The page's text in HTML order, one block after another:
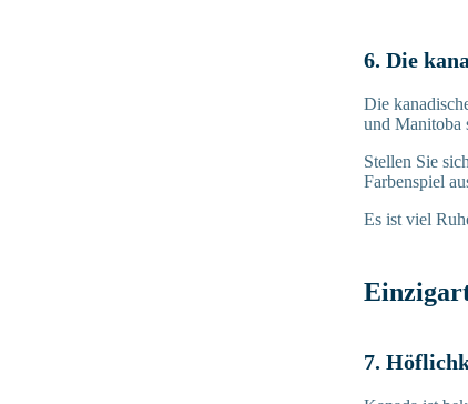
6. Die
Die
und Manitoba
Stellen Sie
Farbenspiel
Es ist viel
7.